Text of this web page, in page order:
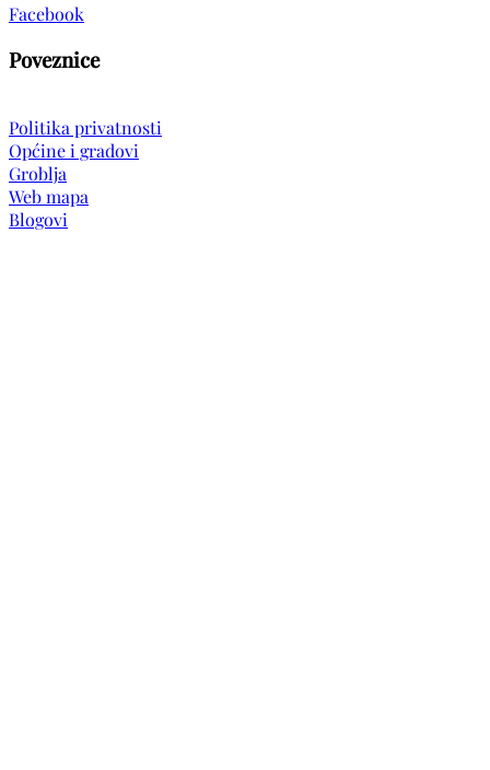
Facebook
Poveznice
Politika privatnosti
Općine i gradovi
Groblja
Web mapa
Blogovi